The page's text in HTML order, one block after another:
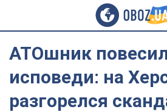
АТОшник
исповеди: на
разгорелся